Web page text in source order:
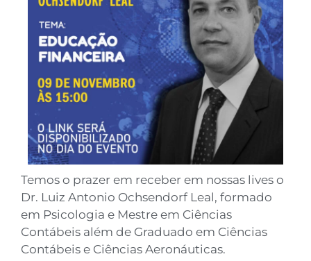
Temos o prazer em receber em nossas lives o
Dr. Luiz Antonio Ochsendorf Leal, formado
em Psicologia e Mestre em Ciências
Contábeis além de Graduado em Ciências
Contábeis e Ciências Aeronáuticas.